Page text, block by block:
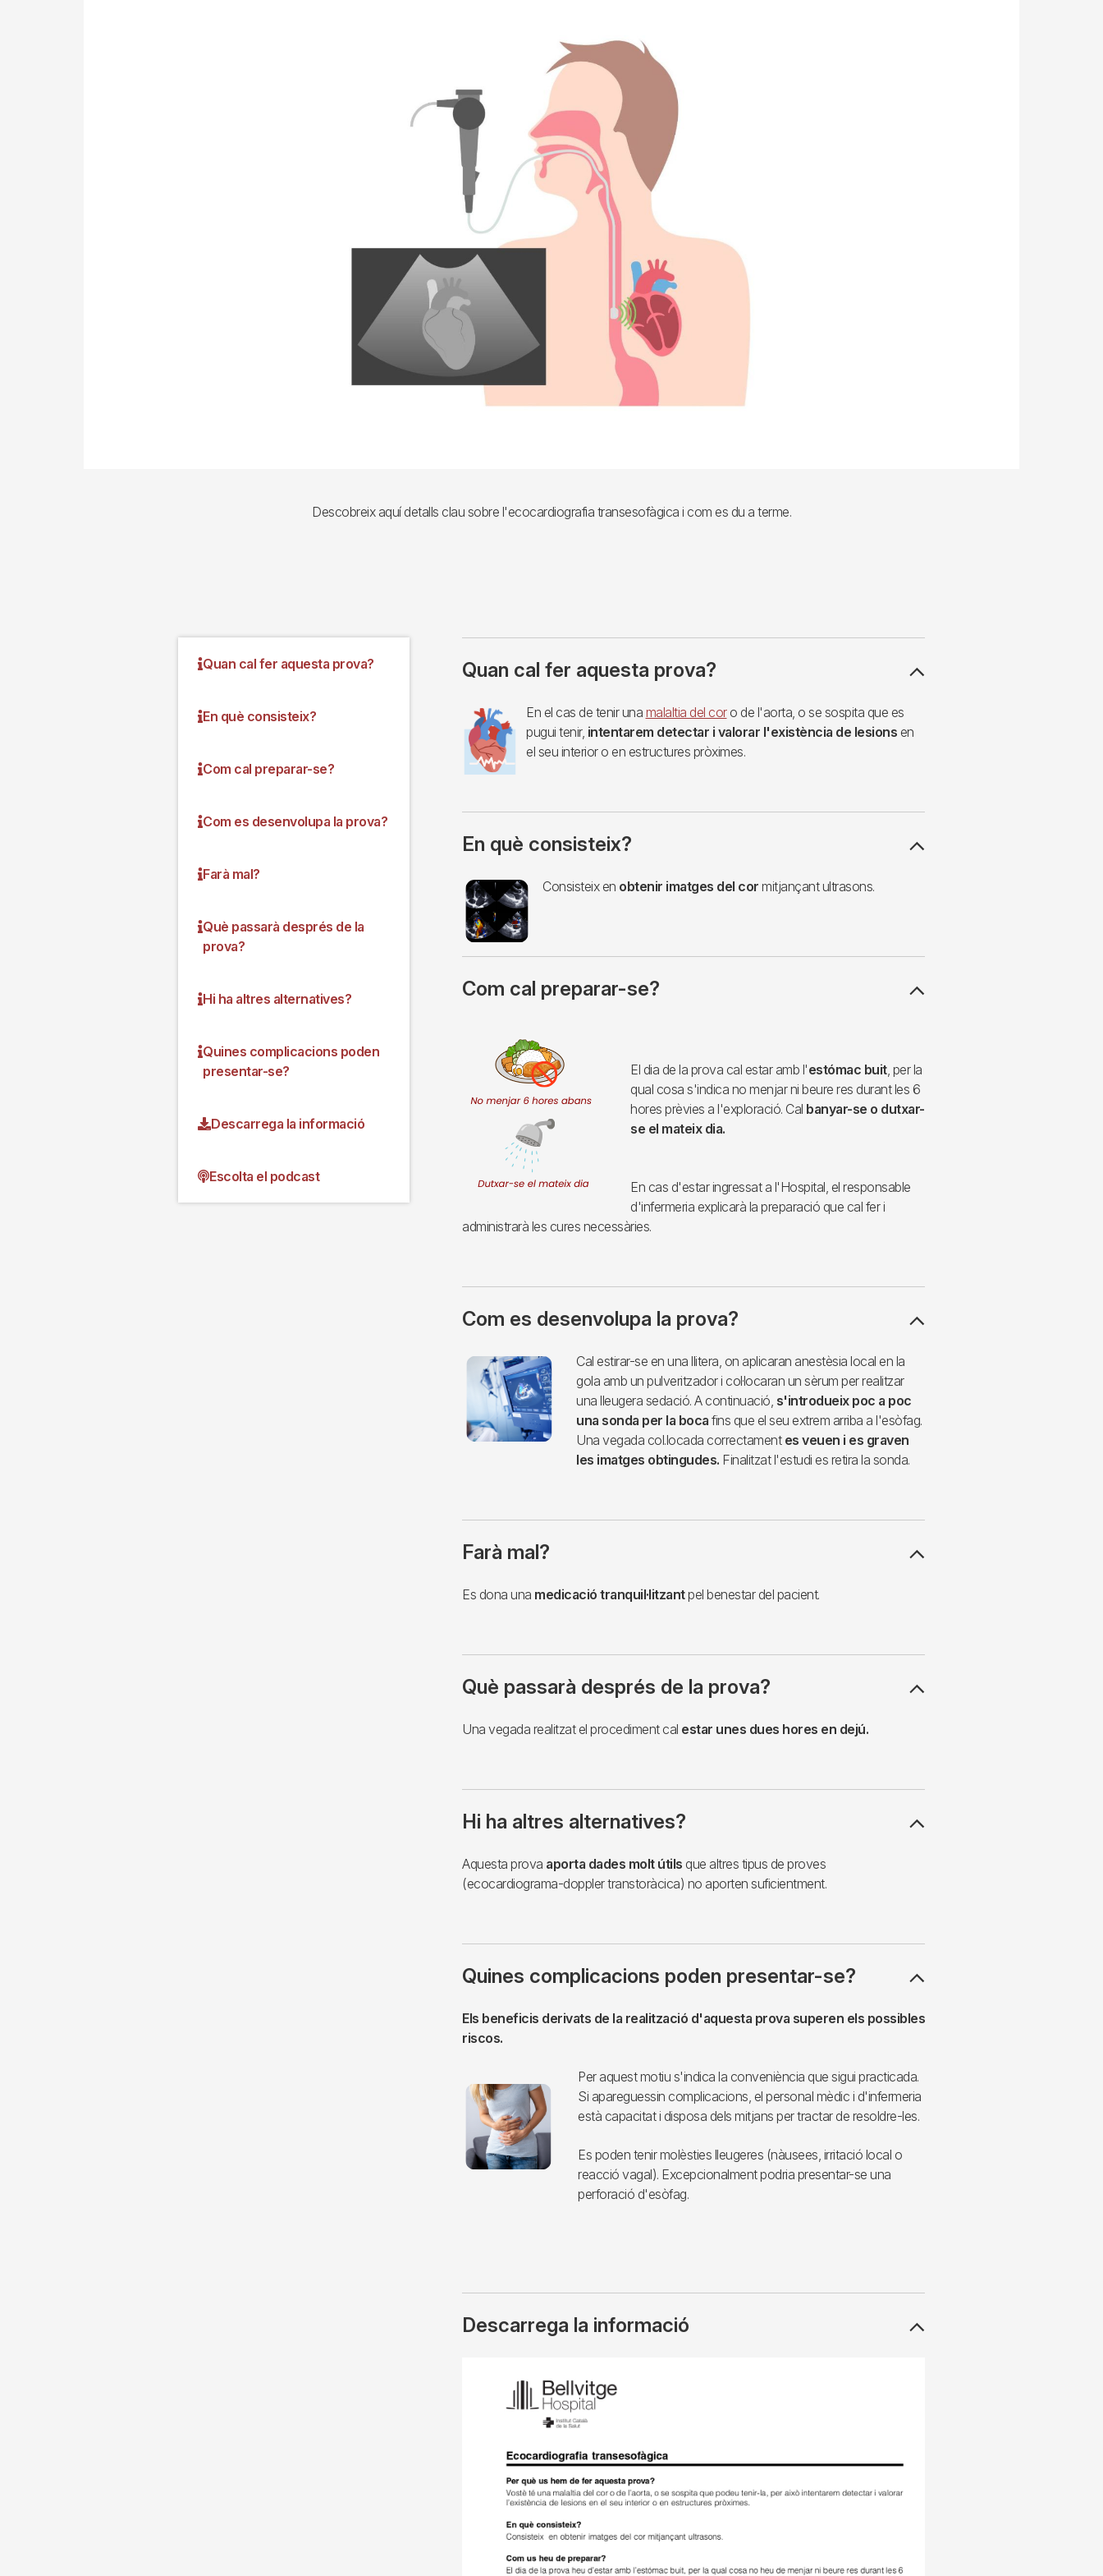
Descobreix aquí detalls clau sobre l'ecocardiografia transesofàgica i com es du a terme.
Quan cal fer aquesta prova?
En què consisteix?
Com cal preparar-se?
Com es desenvolupa la prova?
Farà mal?
Què passarà després de la
prova?
Hi ha altres alternatives?
Quines complicacions poden
presentar-se?
Descarrega la informació
Escolta el podcast
Quan cal fer aquesta prova?
Imagen En el cas de tenir una malaltia del coro de l'aorta, o se sospita que es
pugui tenir, intentarem detectar i valorar l'existència de lesions en
el seu interior o en estructures pròximes.
En què consisteix?
Imagen Consisteix en obtenir imatges del cor mitjançant ultrasons.
Com cal preparar-se?
El dia de la prova cal estar amb l'estómac buit, per la
qual cosa s'indica no menjar ni beure res durant les 6
hores prèvies a l'exploració. Cal banyar-se o dutxar-
se el mateix dia.
En cas d'estar ingressat a l'Hospital, el responsable
d'infermeria explicarà la preparació que cal fer i
administrarà les cures necessàries.
Com es desenvolupa la prova?
Imagen
Cal estirar-se en una llitera, on aplicaran anestèsia local en la
gola amb un pulveritzador i col·locaran un sèrum per realitzar
una lleugera sedació. A continuació, s'introdueix poc a poc
una sonda per la boca fins que el seu extrem arriba a l'esòfag.
Una vegada col.locada correctamentes veuen i es graven
les imatges obtingudes. Finalitzat l'estudi es retira la sonda.
Farà mal?
Es dona una medicació tranquil·litzantpel benestar del pacient.
Què passarà després de la prova?
Una vegada realitzat el procediment cal estar unes dues hores en dejú.
Hi ha altres alternatives?
Aquesta prova aporta dades molt útils que altres tipus de proves
(ecocardiograma-doppler transtoràcica) no aporten suficientment.
Quines complicacions poden presentar-se?
Els beneficis derivats de la realització d'aquesta prova superen els possibles
riscos.
Imagen
Per aquest motiu s'indica la conveniència que sigui practicada.
Si apareguessin complicacions, el personal mèdic i d'infermeria
està capacitat i disposa dels mitjans per tractar de resoldre-les.
Es poden tenir molèsties lleugeres (nàusees, irritació local o
reacció vagal). Excepcionalment podria presentar-se una
perforació d'esòfag.
Descarrega la informació